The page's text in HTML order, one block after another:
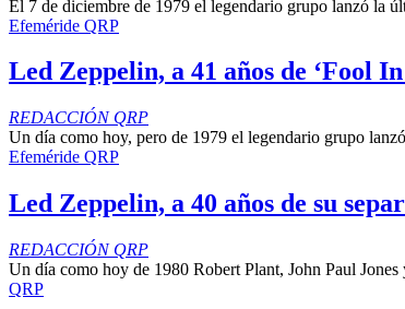
El 7 de diciembre de 1979 el legendario grupo lanzó la
Efeméride QRP
Led Zeppelin, a 41 años de ‘Fool
REDACCIÓN QRP
Un día como hoy, pero de 1979 el legendario grupo
Efeméride QRP
Led Zeppelin, a 40 años de su
REDACCIÓN QRP
Un día como hoy de 1980 Robert Plant, John Paul
QRP